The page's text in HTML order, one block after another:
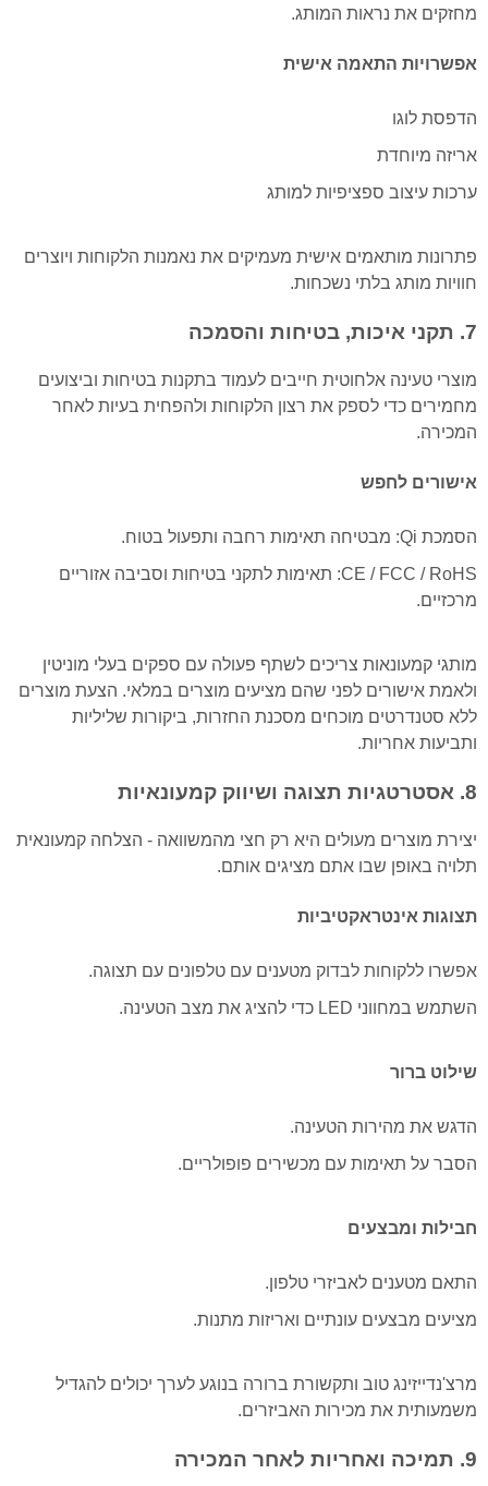
מחזקים את נראות המותג.
אפשרויות התאמה אישית
הדפסת לוגו
אריזה מיוחדת
ערכות עיצוב ספציפיות למותג
פתרונות מותאמים אישית מעמיקים את נאמנות הלקוחות ויוצרים
חוויות מותג בלתי נשכחות.
מוצרי טעינה אלחוטית חייבים לעמוד בתקנות בטיחות וביצועים
מחמירים כדי לספק את רצון הלקוחות ולהפחית בעיות לאחר
המכירה.
אישורים לחפש
הסמכת Qi: מבטיחה תאימות רחבה ותפעול בטוח.
CE / FCC / RoHS: תאימות לתקני בטיחות וסביבה אזוריים
מרכזיים.
מותגי קמעונאות צריכים לשתף פעולה עם ספקים בעלי מוניטין
ולאמת אישורים לפני שהם מציעים מוצרים במלאי. הצעת מוצרים
ללא סטנדרטים מוכחים מסכנת החזרות, ביקורות שליליות
ותביעות אחריות.
יצירת מוצרים מעולים היא רק חצי מהמשוואה - הצלחה קמעונאית
תלויה באופן שבו אתם מציגים אותם.
תצוגות אינטראקטיביות
אפשרו ללקוחות לבדוק מטענים עם טלפונים עם תצוגה.
השתמש במחווני LED כדי להציג את מצב הטעינה.
שילוט ברור
הדגש את מהירות הטעינה.
הסבר על תאימות עם מכשירים פופולריים.
חבילות ומבצעים
התאם מטענים לאביזרי טלפון.
מציעים מבצעים עונתיים ואריזות מתנות.
מרצ'נדייזינג טוב ותקשורת ברורה בנוגע לערך יכולים להגדיל
משמעותית את מכירות האביזרים.